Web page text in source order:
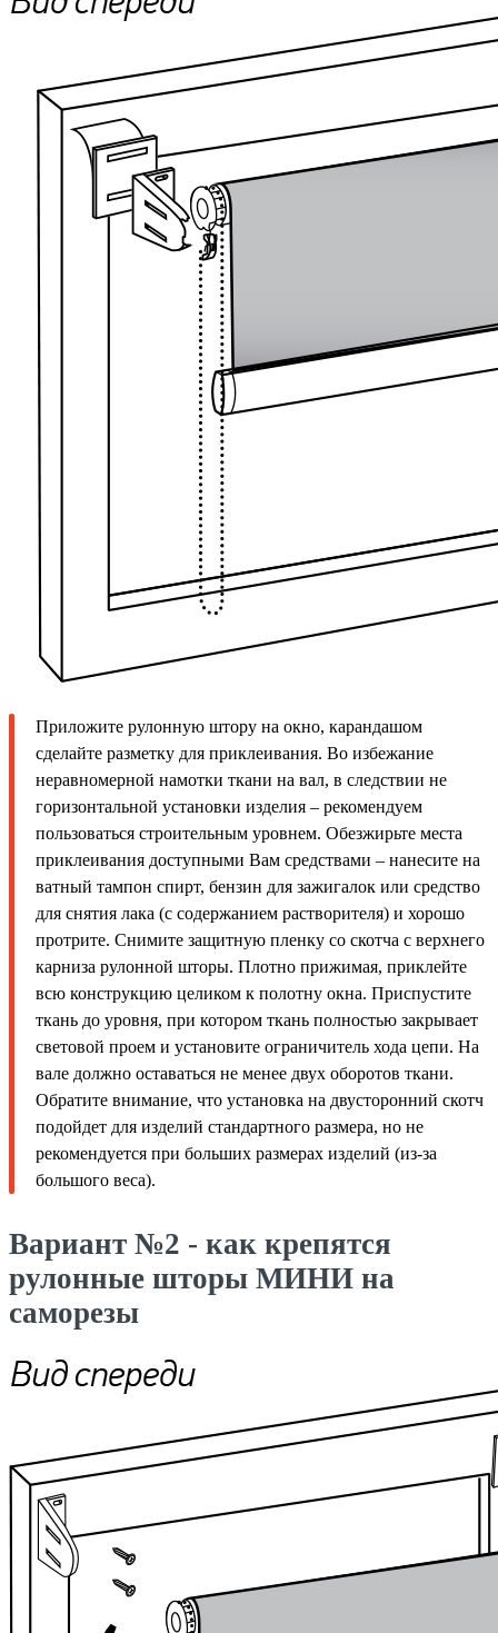
Приложите рулонную штору на окно, карандашом
сделайте разметку для приклеивания. Во избежание
неравномерной намотки ткани на вал, в следствии не
горизонтальной установки изделия – рекомендуем
пользоваться строительным уровнем. Обезжирьте места
приклеивания доступными Вам средствами – нанесите на
ватный тампон спирт, бензин для зажигалок или средство
для снятия лака (с содержанием растворителя) и хорошо
протрите. Снимите защитную пленку со скотча с верхнего
карниза рулонной шторы. Плотно прижимая, приклейте
всю конструкцию целиком к полотну окна. Приспустите
ткань до уровня, при котором ткань полностью закрывает
световой проем и установите ограничитель хода цепи. На
вале должно оставаться не менее двух оборотов ткани.
Обратите внимание, что установка на двусторонний скотч
подойдет для изделий стандартного размера, но не
рекомендуется при больших размерах изделий (из-за
большого веса).
Вариант №2 - как крепятся
рулонные шторы МИНИ на
саморезы